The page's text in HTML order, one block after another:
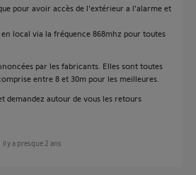
pour avoir accès de l'extérieur a l'alarme et
local via la fréquence 868mhz pour toutes
par les fabricants. Elles sont toutes
entre 8 et 30m pour les meilleures.
demandez autour de vous les retours
il y a presque 2 ans